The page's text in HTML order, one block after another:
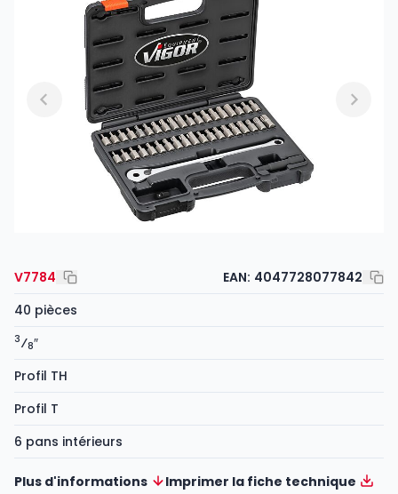
V7784 EAN: 4047728077842
40 pièces
3⁄8″
Profil TH
Profil T
6 pans intérieurs
Plus d'informations Imprimer la fiche technique